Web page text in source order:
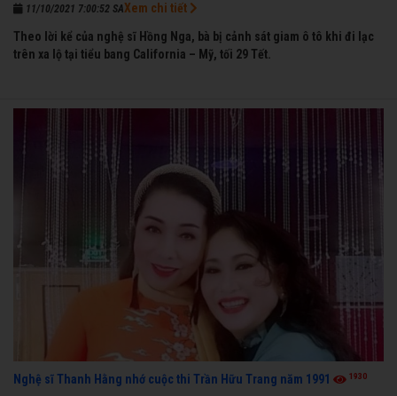
11/10/2021 7:00:52 SA
Theo lời kể của nghệ sĩ Hồng Nga, bà bị cảnh sát giam ô tô khi đi lạc
trên xa lộ tại tiểu bang California – Mỹ, tối 29 Tết.
Xem chi tiết
Nghệ sĩ Thanh Hằng nhớ cuộc thi Trần Hữu Trang năm 1991 1930